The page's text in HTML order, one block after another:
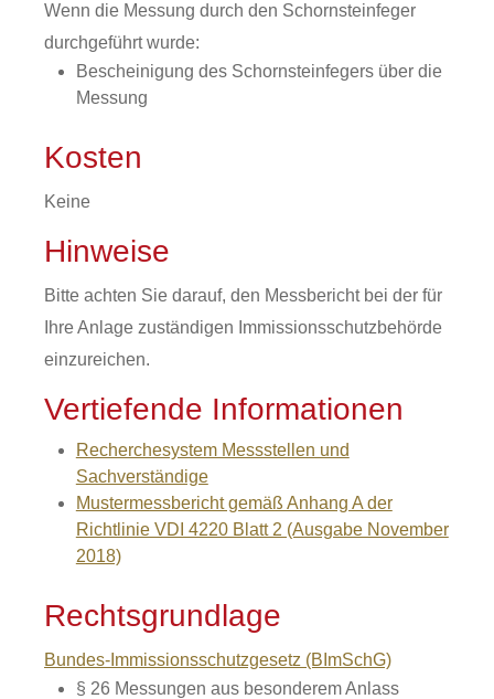
Wenn die Messung durch den Schornsteinfeger
durchgeführt wurde:
Bescheinigung des Schornsteinfegers über die
Messung
Kosten
Keine
Hinweise
Bitte achten Sie darauf, den Messbericht bei der für
Ihre Anlage zuständigen Immissionsschutzbehörde
einzureichen.
Vertiefende Informationen
Recherchesystem Messstellen und
Sachverständige
Mustermessbericht gemäß Anhang A der
Richtlinie VDI 4220 Blatt 2 (Ausgabe November
2018)
Rechtsgrundlage
Bundes-Immissionsschutzgesetz (BImSchG)
§ 26 Messungen aus besonderem Anlass